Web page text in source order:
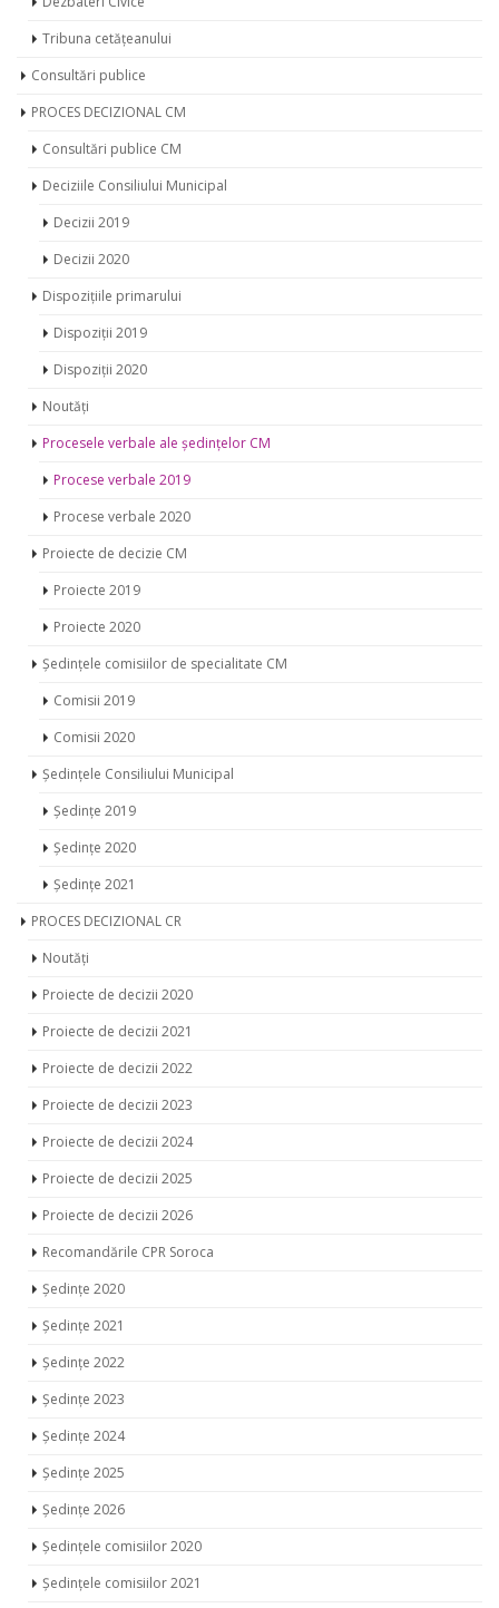
Tribuna cetățeanului
Consultări publice
PROCES DECIZIONAL CM
Consultări publice CM
Deciziile Consiliului Municipal
Decizii 2019
Decizii 2020
Dispozițiile primarului
Dispoziții 2019
Dispoziții 2020
Noutăți
Procesele verbale ale ședințelor CM
Procese verbale 2019
Procese verbale 2020
Proiecte de decizie CM
Proiecte 2019
Proiecte 2020
Ședințele comisiilor de specialitate CM
Comisii 2019
Comisii 2020
Ședințele Consiliului Municipal
Ședințe 2019
Ședințe 2020
Ședințe 2021
PROCES DECIZIONAL CR
Noutăți
Proiecte de decizii 2020
Proiecte de decizii 2021
Proiecte de decizii 2022
Proiecte de decizii 2023
Proiecte de decizii 2024
Proiecte de decizii 2025
Proiecte de decizii 2026
Recomandările CPR Soroca
Ședințe 2020
Ședințe 2021
Ședințe 2022
Ședințe 2023
Ședințe 2024
Ședințe 2025
Ședințe 2026
Ședințele comisiilor 2020
Ședințele comisiilor 2021